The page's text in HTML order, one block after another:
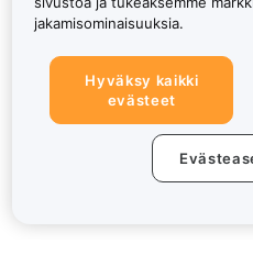
jakamisominaisuuksia.
Hyväksy kaikki
evästeet